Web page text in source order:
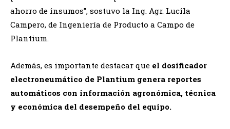
ahorro de insumos”, sostuvo la Ing. Agr. Lucila
Campero, de Ingeniería de Producto a Campo de
Plantium.
Además, es importante destacar que el dosificador
electroneumático de Plantium genera reportes
automáticos con información agronómica, técnica
y económica del desempeño del equipo.